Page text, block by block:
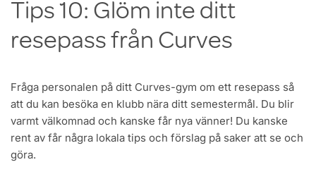
Tips 10: Glöm inte ditt
resepass från Curves
Fråga personalen på ditt Curves-gym om ett resepass så
att du kan besöka en klubb nära ditt semestermål. Du blir
varmt välkomnad och kanske får nya vänner! Du kanske
rent av får några lokala tips och förslag på saker att se och
göra.